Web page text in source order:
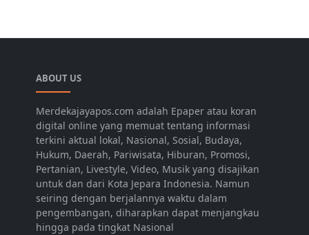
ABOUT US
Merdekajayapos.com adalah Epaper atau koran
digital online yang memuat tentang informasi
terkini aktual lokal, Nasional, Sosial, Budaya,
Hukum, Daerah, Pariwisata, Hiburan, Promosi,
Pertanian, Livestyle, Video, Musik yang disajikan
untuk dan dari Kota Jepara Indonesia. Namun
seiring dengan berjalannya waktu dalam
pengembangan, diharapkan dapat menjangkau
hingga pada tingkat Nasional